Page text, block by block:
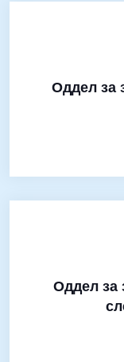
Оддел за
Оддел за